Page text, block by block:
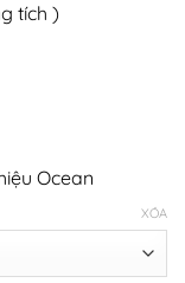
tích )
Ocean
XÓA